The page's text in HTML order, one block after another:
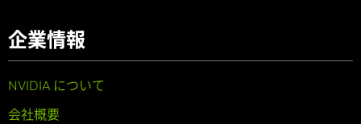
企業情報
NVIDIA について
会社概要